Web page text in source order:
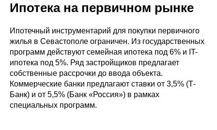
Ипотека на первичном рынке
Ипотечный инструментарий для покупки первичного
жилья в Севастополе ограничен. Из государственных
программ действуют семейная ипотека под 6% и IT-
ипотека под 5%. Ряд застройщиков предлагает
собственные рассрочки до ввода объекта.
Коммерческие банки предлагают ставки от 3,5% (Т-
Банк) и от 5,5% (Банк «Россия») в рамках
специальных программ.